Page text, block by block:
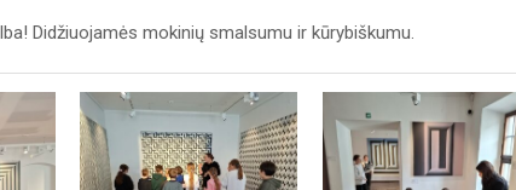
Didžiuojamės mokinių smalsumu ir kūrybiškumu.